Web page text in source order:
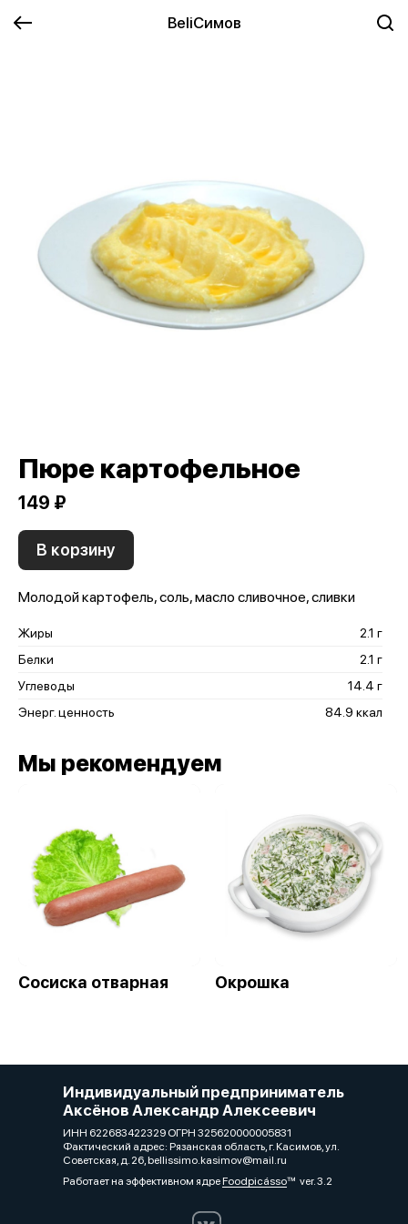
BeliСимов
Пюре картофельное
149 ₽
В корзину
Молодой картофель, соль, масло сливочное, сливки
Жиры
2.1 г
Белки
2.1 г
Углеводы
14.4 г
Энерг. ценность
84.9 ккал
Мы рекомендуем
Сосиска отварная Окрошка
Индивидуальный предприниматель
Аксёнов Александр Алексеевич
ИНН 622683422329 ОГРН 325620000005831
Фактический адрес: Рязанская область, г. Касимов, ул.
Советская, д. 26, bellissimo.kasimov@mail.ru
Работает на эффективном ядреFoodpicássover. 3.2